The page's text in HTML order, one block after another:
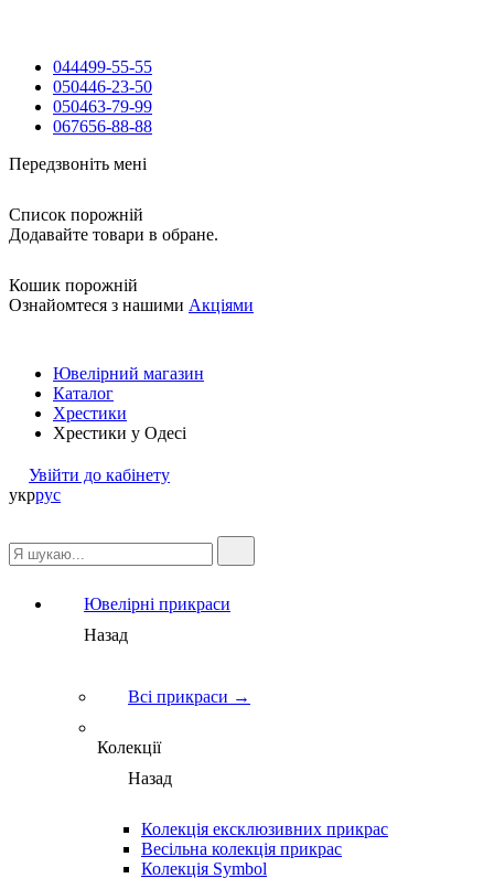
044499-55-55
050446-23-50
050463-79-99
067656-88-88
Передзвоніть мені
Список порожній
Додавайте товари в обране.
Кошик порожній
Ознайомтеся з нашими Акціями
Ювелірний магазин
Каталог
Хрестики
Хрестики у Одесі
Увійти до кабінету
укррус
Ювелірні прикраси
Назад
Всі прикраси →
Колекції
Назад
Колекція ексклюзивних прикрас
Весільна колекція прикрас
Колекція Symbol